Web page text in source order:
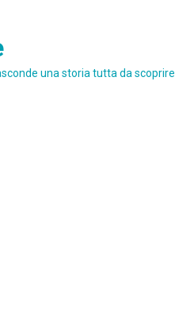
una storia tutta da scoprire